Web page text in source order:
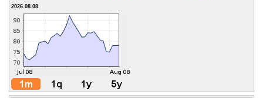
2026.08.08